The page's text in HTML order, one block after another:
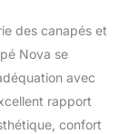
des canapés et
Nova se
avec
rapport
confort